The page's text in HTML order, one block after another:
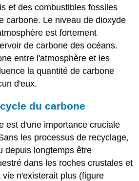
et des combustibles fossiles
carbone. Le niveau de dioxyde
est fortement
de carbone des océans.
entre l'atmosphère et les
la quantité de carbone
d'eux.
du carbone
est d'une importance cruciale
les processus de recyclage,
depuis longtemps être
dans les roches crustales et
n'existerait plus (figure